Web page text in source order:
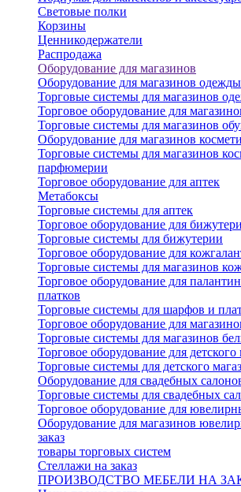
Световые полки
Корзины
Ценникодержатели
Распродажа
Оборудование для магазинов
Оборудование для магазинов одежды
Торговые системы для магазинов
Торговое оборудование для
Торговые системы для магазинов
Оборудование для магазинов
Торговые системы для магазинов
парфюмерии
Торговое оборудование для аптек
Метабоксы
Торговые системы для аптек
Торговое оборудование для
Торговые системы для бижутерии
Торговое оборудование для
Торговые системы для магазинов
Торговое оборудование для
платков
Торговые системы для шарфов и
Торговое оборудование для
Торговые системы для магазинов
Торговое оборудование для детского
Торговые системы для детского
Оборудование для свадебных
Торговые системы для свадебных
Торговое оборудование для
Оборудование для магазинов
заказ
товары торговых систем
Стеллажи на заказ
ПРОИЗВОДСТВО МЕБЕЛИ НА